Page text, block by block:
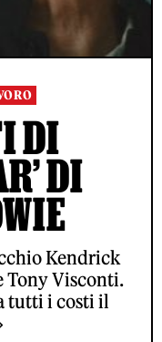
DI
DI
Kendrick
Tony Visconti.
tutti i costi il